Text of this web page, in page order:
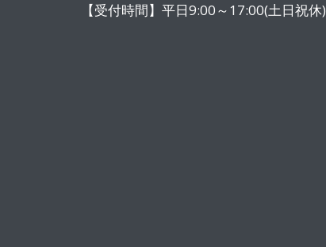
【受付時間】平日9:00～17:00(土日祝休)